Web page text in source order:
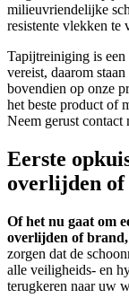
milieuvriendelijke
resistente vlekken te
Tapijtreiniging is
vereist, daarom
bovendien op onze
het beste product of
Neem gerust contact
Eerste
overlijden
Of het nu gaat om
overlijden of
zorgen dat de
alle veiligheids- en
terugkeren naar uw